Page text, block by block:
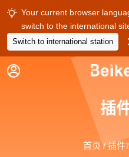
 Your current browser
switch to the international
Switch to international station

插
首页/插件